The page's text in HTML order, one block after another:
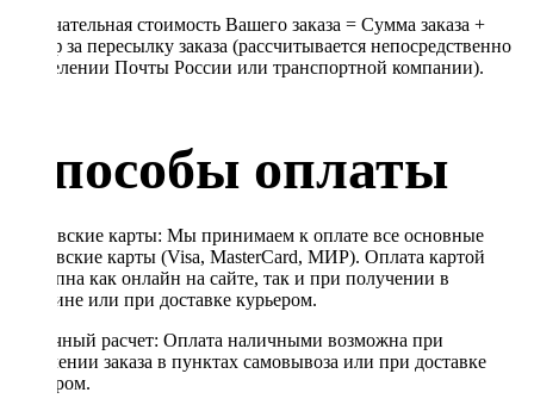
Окончательная стоимость Вашего заказа = Сумма заказа +
Тариф за пересылку заказа (рассчитывается непосредственно
в отделении Почты России или транспортной компании).
Способы оплаты
Банковские карты: Мы принимаем к оплате все основные
банковские карты (Visa, MasterCard, МИР). Оплата картой
доступна как онлайн на сайте, так и при получении в
магазине или при доставке курьером.
Наличный расчет: Оплата наличными возможна при
получении заказа в пунктах самовывоза или при доставке
курьером.